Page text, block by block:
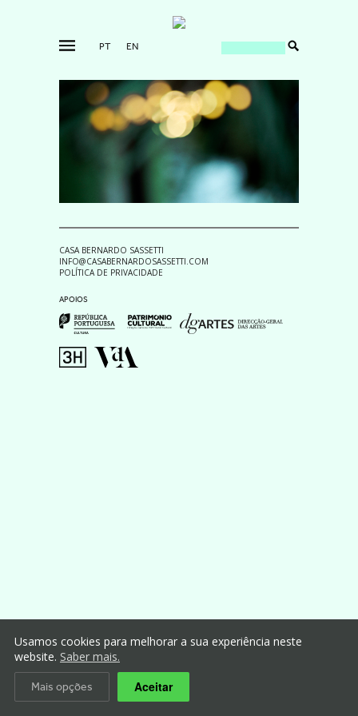
PT EN
CASA BERNARDO SASSETTI
INFO@CASABERNARDOSASSETTI.COM
POLÍTICA DE PRIVACIDADE
APOIOS
Usamos cookies para melhorar a sua experiência neste
website. Saber mais.
Mais opções Aceitar